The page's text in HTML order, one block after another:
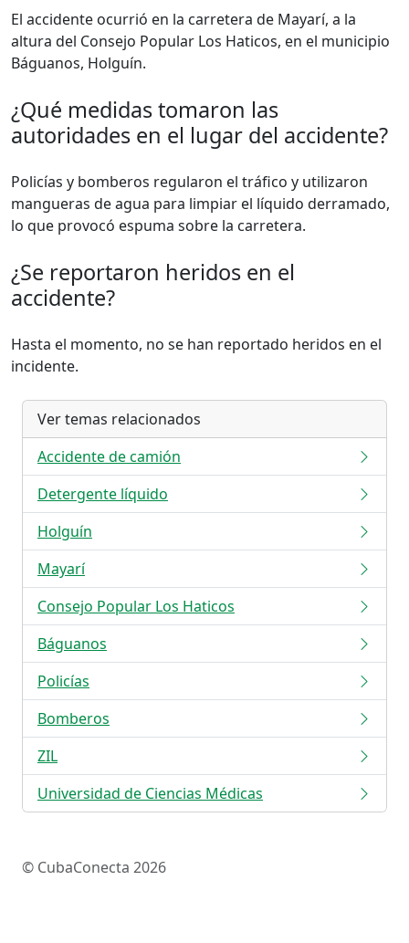
El accidente ocurrió en la carretera de Mayarí, a la
altura del Consejo Popular Los Haticos, en el municipio
Báguanos, Holguín.
¿Qué medidas tomaron las
autoridades en el lugar del accidente?
Policías y bomberos regularon el tráfico y utilizaron
mangueras de agua para limpiar el líquido derramado,
lo que provocó espuma sobre la carretera.
¿Se reportaron heridos en el
accidente?
Hasta el momento, no se han reportado heridos en el
incidente.
Ver temas relacionados
Accidente de camión
Detergente líquido
Holguín
Mayarí
Consejo Popular Los Haticos
Báguanos
Policías
Bomberos
ZIL
Universidad de Ciencias Médicas
© CubaConecta 2026